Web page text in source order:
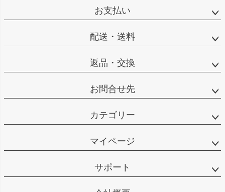
お支払い
配送・送料
返品・交換
お問合せ先
カテゴリー
マイページ
サポート